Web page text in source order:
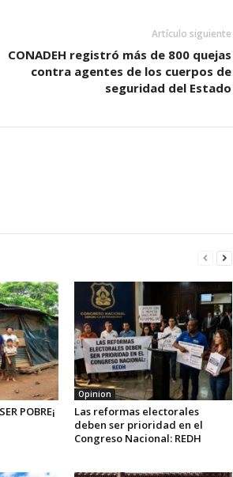
Artículo siguiente
CONADEH registró más de 800 quejas
contra agentes de los cuerpos de
seguridad del Estado
POBRE¡
Opinion
Las reformas electorales
deben ser prioridad en el
Congreso Nacional: REDH